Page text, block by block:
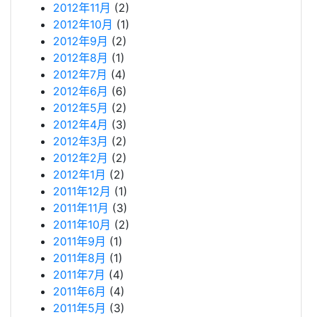
2012年11月 (2)
2012年10月 (1)
2012年9月 (2)
2012年8月 (1)
2012年7月 (4)
2012年6月 (6)
2012年5月 (2)
2012年4月 (3)
2012年3月 (2)
2012年2月 (2)
2012年1月 (2)
2011年12月 (1)
2011年11月 (3)
2011年10月 (2)
2011年9月 (1)
2011年8月 (1)
2011年7月 (4)
2011年6月 (4)
2011年5月 (3)